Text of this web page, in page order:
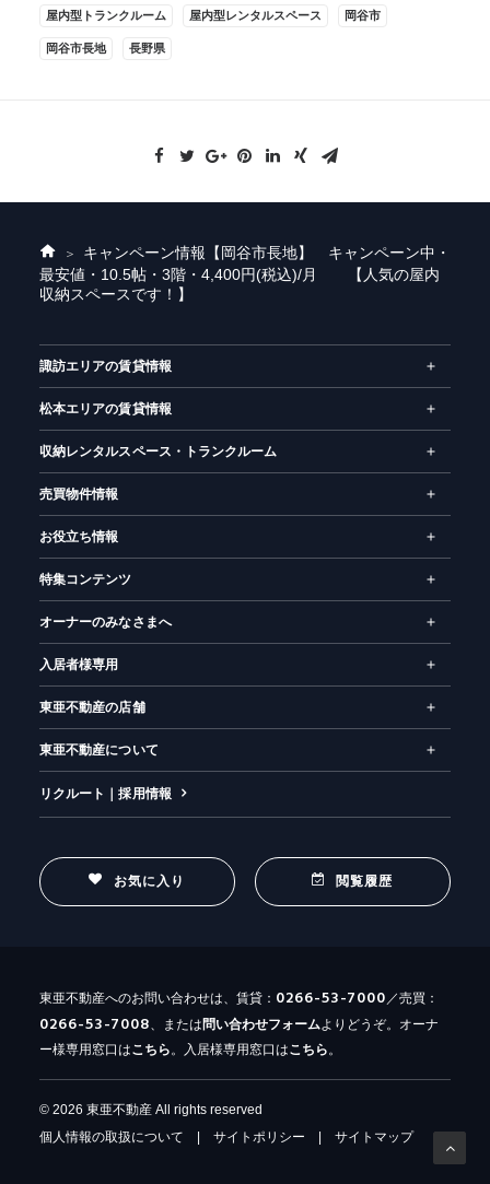
屋内型トランクルーム 屋内型レンタルスペース 岡谷市
岡谷市長地 長野県
ホ
ー
ム
キャンペーン情報 【岡谷市長地】 キャンペーン中・
最安値・10.5帖・3階・4,400円(税込)/月 【人気の屋内
収納スペースです！】
諏訪エリアの賃貸情報
松本エリアの賃貸情報
収納レンタルスペース・トランクルーム
売買物件情報
お役立ち情報
特集コンテンツ
オーナーのみなさまへ
入居者様専用
東亜不動産の店舗
東亜不動産について
リクルート｜採用情報
お気に入り 閲覧履歴
東亜不動産へのお問い合わせは、賃貸： 0266-53-7000／売買：
0266-53-7008、または 問い合わせフォームよりどうぞ。オーナ
ー様専用窓口はこちら。入居様専用窓口はこちら。
© 2026 東亜不動産 All rights reserved
個人情報の取扱について
サイトポリシー サイトマップ